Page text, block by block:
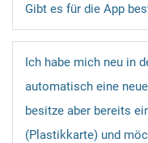
Gibt es für die App
Ich habe mich neu in
automatisch eine
besitze aber bereits
(Plastikkarte) und